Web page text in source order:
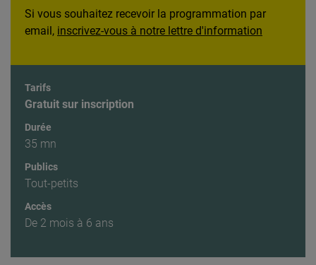
Si vous souhaitez recevoir la programmation par
email, inscrivez-vous à notre lettre d'information
Tarifs
Gratuit sur inscription
Durée
35 mn
Publics
Tout-petits
Accès
De 2 mois à 6 ans